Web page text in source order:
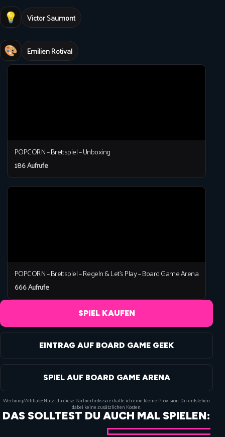
💡 Victor Saumont
🎨 Emilien Rotival
POPCORN – Brettspiel – Unboxing
186 Aufrufe
POPCORN – Brettspiel – Regeln & Let’s Play – Board Game Arena
666 Aufrufe
SPIEL KAUFEN
EINTRAG AUF BOARD GAME GEEK
SPIEL AUF BOARD GAME ARENA
Werbung/Affiliate: Nutzt du diese Partnerlinks so erhalte ich eine kleine Provision. Dir entstehen
dabei keine zusätzlichen Kosten.
DAS SOLLTEST DU AUCH MAL SPIELEN: